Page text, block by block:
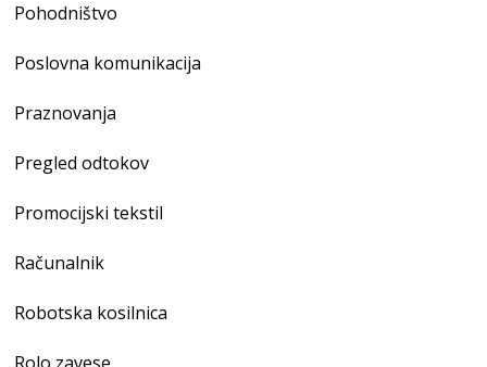
Pohodništvo
Poslovna komunikacija
Praznovanja
Pregled odtokov
Promocijski tekstil
Računalnik
Robotska kosilnica